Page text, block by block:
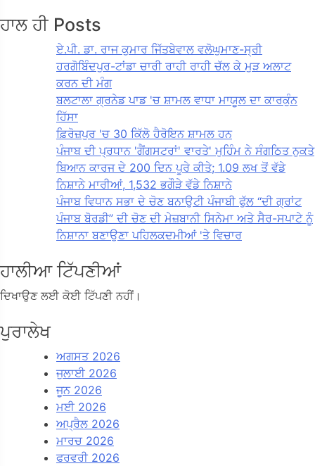
ਹਾਲ ਹੀ Posts
ਏ.ਪੀ. ਡਾ. ਰਾਜ ਕੁਮਾਰ ਜਿੱਤਬੇਵਾਲ ਵਲੋਘੁਮਾਣ-ਸ੍ਰੀ
ਹਰਗੋਬਿੰਦਪੁਰ-ਟਾਂਡਾ ਚਾਰੀ ਰਾਹੀ ਰਾਹੀ ਚੱਲ ਕੇ ਮੁੜ ਅਲਾਟ
ਕਰਨ ਦੀ ਮੰਗ
ਬਲਟਾਲਾ ਗ੍ਰਨੇਡ ਪਾਡ 'ਚ ਸ਼ਾਮਲ ਵਾਧਾ ਮਾਯੂਲ ਦਾ ਕਾਰਕੁੰਨ
ਹਿੱਸਾ
ਫ਼ਿਰੋਜ਼ਪੁਰ 'ਚ 30 ਕਿੱਲੋ ਹੈਰੋਇਨ ਸ਼ਾਮਲ ਹਨ
ਪੰਜਾਬ ਦੀ ਪ੍ਰਧਾਨ 'ਗੈਂਗਸਟਰਾਂ' ਵਾਰਤੇ' ਮੁਹਿੰਮ ਨੇ ਸੰਗਠਿਤ ਨੁਕਤੇ
ਬਿਆਨ ਕਾਰਜ ਦੇ 200 ਦਿਨ ਪੂਰੇ ਕੀਤੇ; 1.09 ਲਖ ਤੋਂ ਵੱਡੇ
ਨਿਸ਼ਾਨੇ ਮਾਰੀਆਂ, 1,532 ਭਗੌੜੇ ਵੱਡੇ ਨਿਸ਼ਾਨੇ
ਪੰਜਾਬ ਵਿਧਾਨ ਸਭਾ ਦੇ ਚੋਣ ਬਨਾਉਟੀ ਪੰਜਾਬੀ ਫੁੱਲ “ਦੀ ਗ੍ਰਾਂਟ
ਪੰਜਾਬ ਬੋਰਡੀ” ਦੀ ਚੋਣ ਦੀ ਮੇਜ਼ਬਾਨੀ ਸਿਨੇਮਾ ਅਤੇ ਸੈਰ-ਸਪਾਟੇ ਨੂੰ
ਨਿਸ਼ਾਨਾ ਬਣਾਉਣਾ ਪਹਿਲਕਦਮੀਆਂ 'ਤੇ ਵਿਚਾਰ
ਹਾਲੀਆ ਟਿੱਪਣੀਆਂ
ਦਿਖਾਉਣ ਲਈ ਕੋਈ ਟਿੱਪਣੀ ਨਹੀਂ।
ਪੁਰਾਲੇਖ
ਅਗਸਤ 2026
ਜੁਲਾਈ 2026
ਜੂਨ 2026
ਮਈ 2026
ਅਪ੍ਰੈਲ 2026
ਮਾਰਚ 2026
ਫਰਵਰੀ 2026